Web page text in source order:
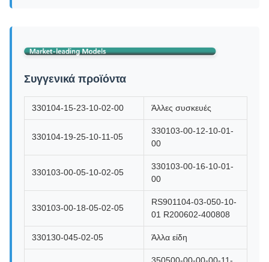
Συγγενικά προϊόντα
330104-15-23-10-02-00 Άλλες συσκευές
330104-19-25-10-11-05
330103-00-12-10-01-
00
330103-00-05-10-02-05
330103-00-16-10-01-
00
330103-00-18-05-02-05
RS901104-03-050-10-
01 R200602-400808
330130-045-02-05 Άλλα είδη